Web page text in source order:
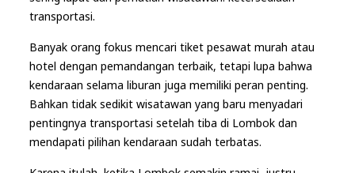
transportasi.
Banyak orang fokus mencari tiket pesawat murah atau
hotel dengan pemandangan terbaik, tetapi lupa bahwa
kendaraan selama liburan juga memiliki peran penting.
Bahkan tidak sedikit wisatawan yang baru menyadari
pentingnya transportasi setelah tiba di Lombok dan
mendapati pilihan kendaraan sudah terbatas.